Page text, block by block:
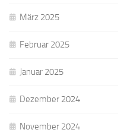
März 2025
Februar 2025
Januar 2025
Dezember 2024
November 2024